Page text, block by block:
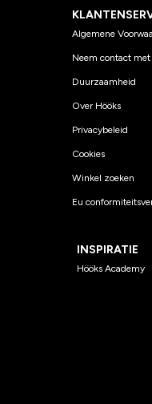
Algemene
Neem contact met
Duurzaamheid
Over Hööks
Privacybeleid
Cookies
Winkel zoeken
Eu
INSPIRATIE
Hööks Academy